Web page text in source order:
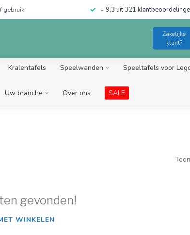
gebruik ⭐ 9,3 uit 321
Zakelijke
klant?
Kralentafels Speelwanden Speeltafels voor
Uw branche Over ons SALE
gevonden!
WINKELEN